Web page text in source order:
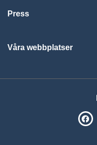
Press
Våra webbplatser